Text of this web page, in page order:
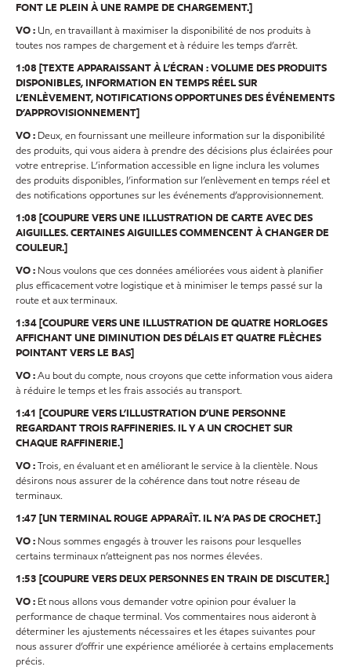
FONT LE PLEIN À UNE RAMPE DE CHARGEMENT.]
VO : Un, en travaillant à maximiser la disponibilité de nos produits à
toutes nos rampes de chargement et à réduire les temps d’arrêt.
1:08 [TEXTE APPARAISSANT À L’ÉCRAN : VOLUME DES PRODUITS
DISPONIBLES, INFORMATION EN TEMPS RÉEL SUR
L’ENLÈVEMENT, NOTIFICATIONS OPPORTUNES DES ÉVÉNEMENTS
D’APPROVISIONNEMENT]
VO : Deux, en fournissant une meilleure information sur la disponibilité
des produits, qui vous aidera à prendre des décisions plus éclairées pour
votre entreprise. L’information accessible en ligne inclura les volumes
des produits disponibles, l’information sur l’enlèvement en temps réel et
des notifications opportunes sur les événements d’approvisionnement.
1:08 [COUPURE VERS UNE ILLUSTRATION DE CARTE AVEC DES
AIGUILLES. CERTAINES AIGUILLES COMMENCENT À CHANGER DE
COULEUR.]
VO : Nous voulons que ces données améliorées vous aident à planifier
plus efficacement votre logistique et à minimiser le temps passé sur la
route et aux terminaux.
1:34 [COUPURE VERS UNE ILLUSTRATION DE QUATRE HORLOGES
AFFICHANT UNE DIMINUTION DES DÉLAIS ET QUATRE FLÈCHES
POINTANT VERS LE BAS]
VO :Au bout du compte, nous croyons que cette information vous aidera
à réduire le temps et les frais associés au transport.
1:41 [COUPURE VERS L’ILLUSTRATION D’UNE PERSONNE
REGARDANT TROIS RAFFINERIES. IL Y A UN CROCHET SUR
CHAQUE RAFFINERIE.]
VO :Trois, en évaluant et en améliorant le service à la clientèle. Nous
désirons nous assurer de la cohérence dans tout notre réseau de
terminaux.
1:47 [UN TERMINAL ROUGE APPARAÎT. IL N’A PAS DE CROCHET.]
VO : Nous sommes engagés à trouver les raisons pour lesquelles
certains terminaux n’atteignent pas nos normes élevées.
1:53 [COUPURE VERS DEUX PERSONNES EN TRAIN DE DISCUTER.]
VO : Et nous allons vous demander votre opinion pour évaluer la
performance de chaque terminal. Vos commentaires nous aideront à
déterminer les ajustements nécessaires et les étapes suivantes pour
nous assurer d’offrir une expérience améliorée à certains emplacements
précis.